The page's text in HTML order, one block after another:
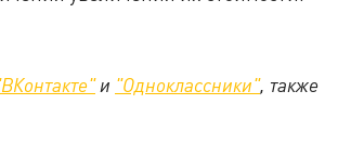
и "Одноклассники", также